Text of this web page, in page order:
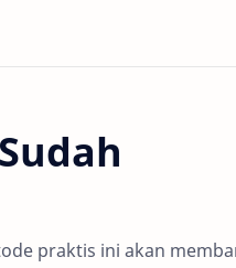
praktis ini akan